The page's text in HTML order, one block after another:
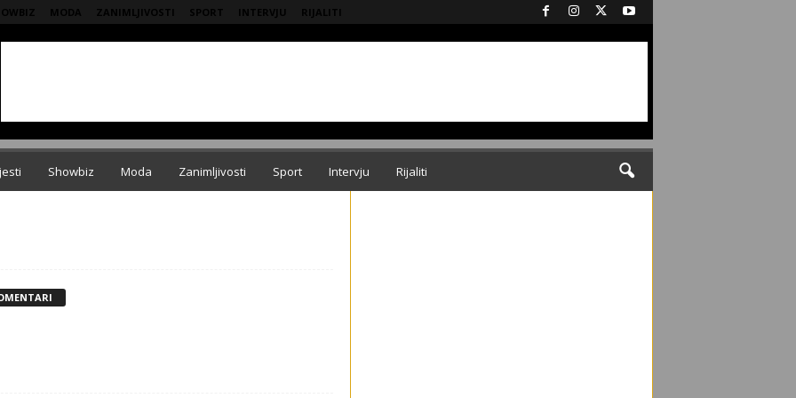
MODA ZANIMLJIVOSTI SPORT INTERVJU RIJALITI
Showbiz Moda Zanimljivosti Sport Intervju Rijaliti